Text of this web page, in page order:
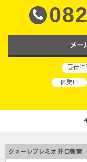
メー
受付時
休業日
クォーレプレミオ 井口教室